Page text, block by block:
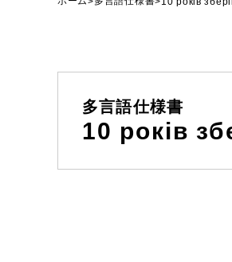
多言語仕様書
10 років